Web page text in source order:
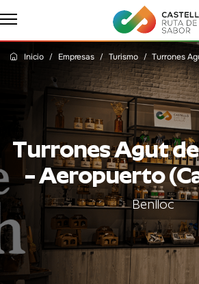
Turrones Agut
– Aeropuerto
Benlloc
Inicio Empresas Turismo Turrones